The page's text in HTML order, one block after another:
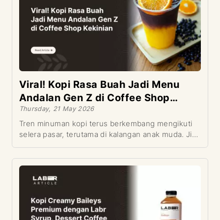
rasa kacang hazelnut yang manis dan creamy.
Viral! Kopi Rasa Buah Jadi Menu
Andalan Gen Z di Coffee Shop
Kekinian
Thursday, 21 May 2026
Tren minuman kopi terus berkembang mengikuti
selera pasar, terutama di kalangan anak muda. Jika
lebih segar dan unik. Salah satu tren yang sedang
viral adalah kopi rasa buah. Perpaduan espresso
sensasi minuman yang berbeda dan langsung
menarik perhatian Gen Z.Tidak hanya menawarkan